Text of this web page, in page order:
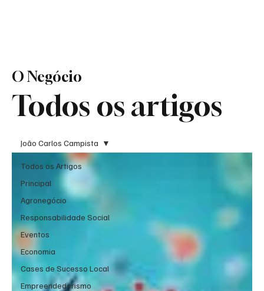
Todos os artigos
O Negócio
Todos os Artigos
Principal
Agronegócio
Responsabilidade Social
Eventos
Economia
Cases de Sucesso Local
Empreendedorismo
João Carlos Campista